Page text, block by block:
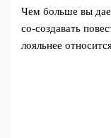
Чем больше вы
со‑создавать
лояльнее